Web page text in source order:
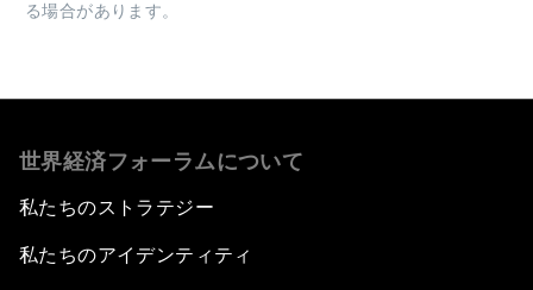
る場合があります。
世界経済フォーラムについて
私たちのストラテジー
私たちのアイデンティティ